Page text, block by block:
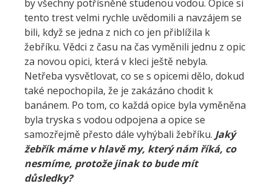
by všechny potřísněné studenou vodou. Opice si
tento trest velmi rychle uvědomili a navzájem se
bili, když se jedna z nich co jen přiblížila k
žebříku. Vědci z času na čas vyměnili jednu z opic
za novou opici, která v kleci ještě nebyla.
Netřeba vysvětlovat, co se s opicemi dělo, dokud
také nepochopila, že je zakázáno chodit k
banánem. Po tom, co každá opice byla vyměněna
byla tryska s vodou odpojena a opice se
samozřejmě přesto dále vyhýbali žebříku. Jaký
žebřík máme v hlavě my, který nám říká, co
nesmíme, protože jinak to bude mít
důsledky?